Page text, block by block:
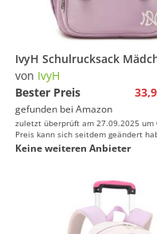
von IvyH
Bester Preis
gefunden bei Amazon
zuletzt überprüft am 27.09.2025 um
Preis kann sich seitdem geändert
Keine weiteren Anbieter